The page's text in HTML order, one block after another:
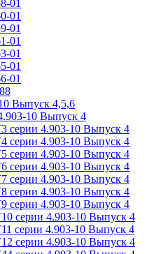
01
01
01
01
01
01
01
Выпуск 4,5,6
10 Выпуск 4
серии 4.903-10 Выпуск 4
серии 4.903-10 Выпуск 4
серии 4.903-10 Выпуск 4
серии 4.903-10 Выпуск 4
серии 4.903-10 Выпуск 4
серии 4.903-10 Выпуск 4
серии 4.903-10 Выпуск 4
серии 4.903-10 Выпуск 4
серии 4.903-10 Выпуск 4
серии 4.903-10 Выпуск 4